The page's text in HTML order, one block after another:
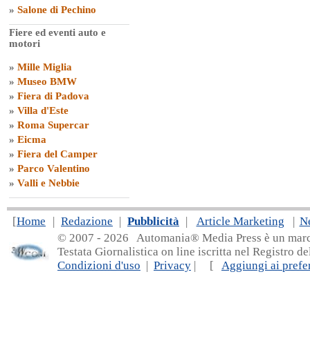
» Salone di Pechino
Fiere ed eventi auto e
motori
» Mille Miglia
» Museo BMW
» Fiera di Padova
» Villa d'Este
» Roma Supercar
» Eicma
» Fiera del Camper
» Parco Valentino
» Valli e Nebbie
[Home | Redazione | Pubblicità | Article Marketing |
© 2007 - 2026 Automania® Media Press è un
Testata Giornalistica on line iscritta nel Registro
Condizioni d'uso | Privacy | [ Aggiungi ai